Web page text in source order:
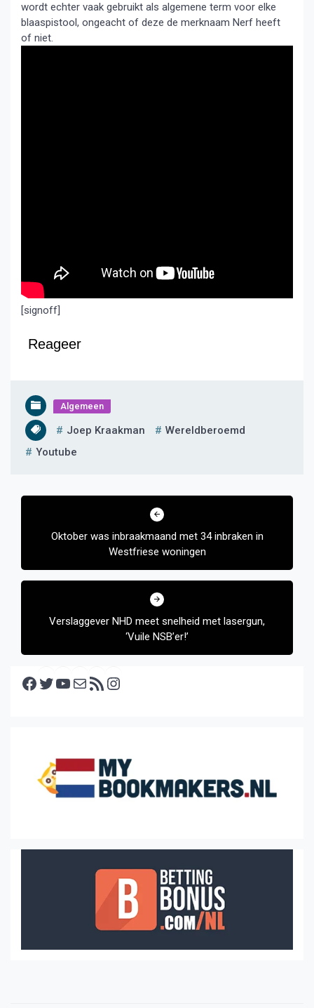
wordt echter vaak gebruikt als algemene term voor elke
blaaspistool, ongeacht of deze de merknaam Nerf heeft
of niet.
[signoff]
Reageer
Algemeen
Joep Kraakman
Wereldberoemd
Youtube
Bericht
Oktober was inbraakmaand met 34 inbraken in
Westfriese woningen
Verslaggever NHD meet snelheid met lasergun,
‘Vuile NSB’er!’
Facebook Twitter YouTube E-mail RSS feed